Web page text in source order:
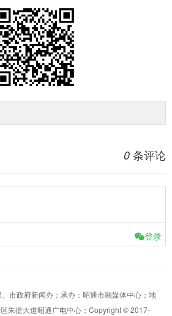
0 条评论
登录
市政府新闻办；承办：昭通市融媒体中心；地
朱提大道昭通广电中心；Copyright © 2017-